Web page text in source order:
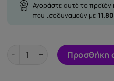
Αγοράστε αυτό το προϊόν
που ισοδυναμούν με 11.80
LELO MONA 2 VIBRATOR
Προσθήκη